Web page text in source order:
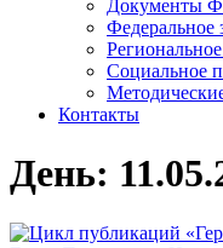
Документы
Федеральное
Социальное
Контакты
День: